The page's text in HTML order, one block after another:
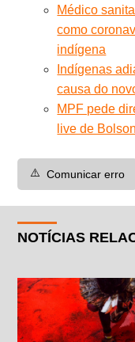
Médico
como
indígena
Indígenas
causa do
MPF pede
live de
⚠️ Comunicar erro
NOTÍCIAS